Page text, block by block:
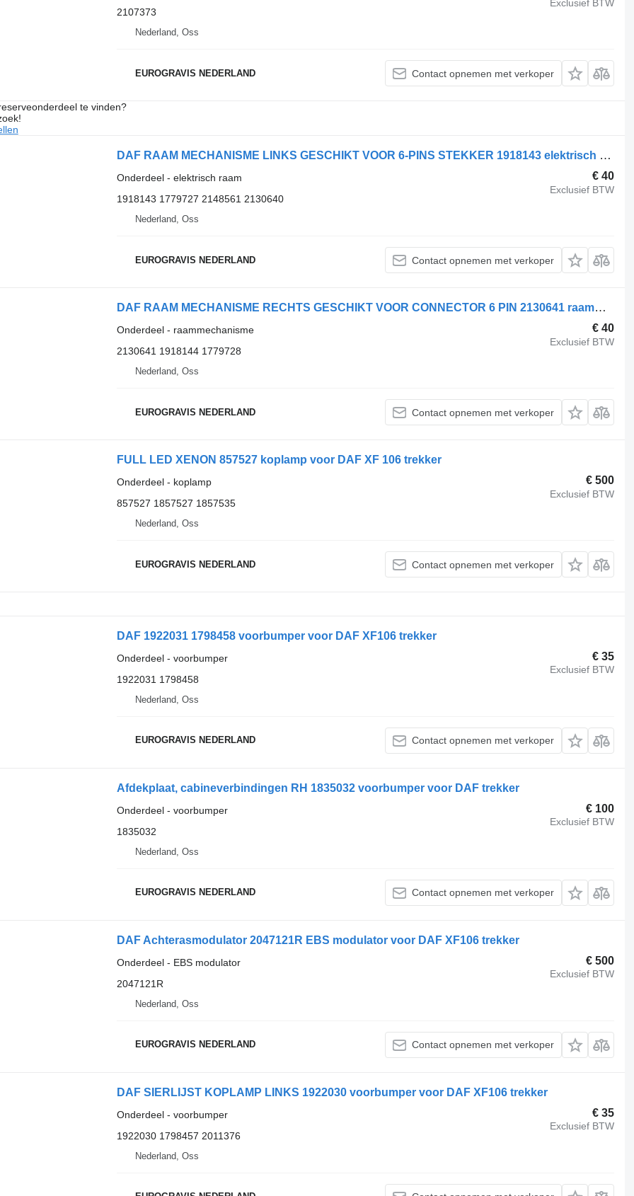
Exclusief BTW
2107373
Nederland, Oss
EUROGRAVIS NEDERLAND Contact opnemen met verkoper
te vinden?
DAF RAAM MECHANISME LINKS GESCHIKT VOOR 6-PINS STEKKER 1918143 elektrisch raam voor DAF CF85 trekker
€ 40
Exclusief BTW
Onderdeel - elektrisch raam
1918143 1779727 2148561 2130640
Nederland, Oss
EUROGRAVIS NEDERLAND Contact opnemen met verkoper
DAF RAAM MECHANISME RECHTS GESCHIKT VOOR CONNECTOR 6 PIN 2130641 raammechanisme voor DAF CF85 trekker
€ 40
Exclusief BTW
Onderdeel - raammechanisme
2130641 1918144 1779728
Nederland, Oss
EUROGRAVIS NEDERLAND Contact opnemen met verkoper
FULL LED XENON 857527 koplamp voor DAF XF 106 trekker
€ 500
Exclusief BTW
Onderdeel - koplamp
857527 1857527 1857535
Nederland, Oss
EUROGRAVIS NEDERLAND Contact opnemen met verkoper
DAF 1922031 1798458 voorbumper voor DAF XF106 trekker
€ 35
Exclusief BTW
Onderdeel - voorbumper
1922031 1798458
Nederland, Oss
EUROGRAVIS NEDERLAND Contact opnemen met verkoper
Afdekplaat, cabineverbindingen RH 1835032 voorbumper voor DAF trekker
€ 100
Exclusief BTW
Onderdeel - voorbumper
1835032
Nederland, Oss
EUROGRAVIS NEDERLAND Contact opnemen met verkoper
DAF Achterasmodulator 2047121R EBS modulator voor DAF XF106 trekker
€ 500
Exclusief BTW
Onderdeel - EBS modulator
2047121R
Nederland, Oss
EUROGRAVIS NEDERLAND Contact opnemen met verkoper
DAF SIERLIJST KOPLAMP LINKS 1922030 voorbumper voor DAF XF106 trekker
€ 35
Exclusief BTW
Onderdeel - voorbumper
1922030 1798457 2011376
Nederland, Oss